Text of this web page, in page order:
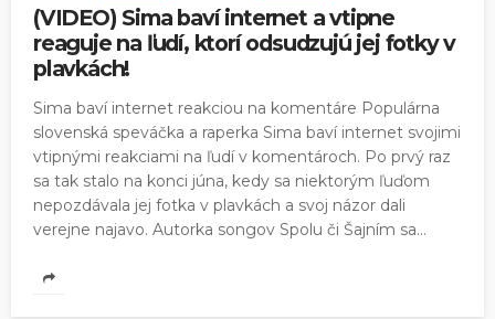
(VIDEO) Sima baví internet a vtipne
reaguje na ľudí, ktorí odsudzujú jej fotky v
plavkách!
Sima baví internet reakciou na komentáre Populárna
slovenská speváčka a raperka Sima baví internet svojimi
vtipnými reakciami na ľudí v komentároch. Po prvý raz
sa tak stalo na konci júna, kedy sa niektorým ľuďom
nepozdávala jej fotka v plavkách a svoj názor dali
verejne najavo. Autorka songov Spolu či Šajním sa...